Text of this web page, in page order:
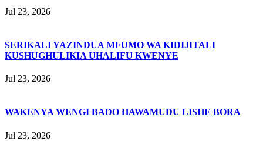
Jul 23, 2026
SERIKALI YAZINDUA MFUMO WA KIDIJITALI
KUSHUGHULIKIA UHALIFU KWENYE
Jul 23, 2026
WAKENYA WENGI BADO HAWAMUDU LISHE BORA
Jul 23, 2026